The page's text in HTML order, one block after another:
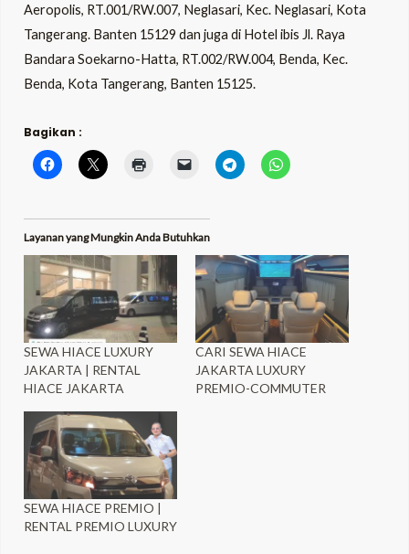
Aeropolis, RT.001/RW.007, Neglasari, Kec. Neglasari, Kota
Tangerang. Banten 15129 dan juga di Hotel ibis Jl. Raya
Bandara Soekarno-Hatta, RT.002/RW.004, Benda, Kec.
Benda, Kota Tangerang, Banten 15125.
Bagikan :
Layanan yang Mungkin Anda Butuhkan
SEWA HIACE LUXURY
JAKARTA | RENTAL
HIACE JAKARTA
CARI SEWA HIACE
JAKARTA LUXURY
PREMIO-COMMUTER
SEWA HIACE PREMIO |
RENTAL PREMIO LUXURY